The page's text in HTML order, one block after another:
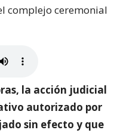
complejo ceremonial
la acción judicial
autorizado por
sin efecto y que